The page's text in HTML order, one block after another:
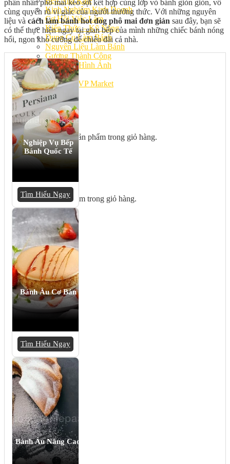
Kinh Nghiệm Kinh Doanh
Cơ Hội Việc Làm
Kiến Thức – Kỹ Năng
Dụng Cụ Làm Bánh
Nguyên Liệu Làm Bánh
Gương Thành Công
Thư Viện Hình Ảnh
Hỏi Đáp
Siêu thị ĐVP Market
Việc Làm
Chưa có sản phẩm trong giỏ hàng.
Giỏ hàng
Chưa có sản phẩm trong giỏ hàng.
phần nhân phô mai kéo sợi kết hợp cùng lớp vỏ bánh giòn giòn, vô
cùng quyến rũ vị giác của người thưởng thức. Với những nguyên
liệu và cách làm bánh hot dog phô mai đơn giản sau đây, bạn sẽ
có thể thực hiện ngay tại gian bếp của mình những chiếc bánh nóng
hổi, ngon khó cưỡng để chiêu đãi cả nhà.
Nghiệp Vụ Bếp
Bánh Quốc Tế
Tìm Hiểu Ngay
Bánh Âu Cơ Bản
Tìm Hiểu Ngay
Bánh Âu Nâng Cao